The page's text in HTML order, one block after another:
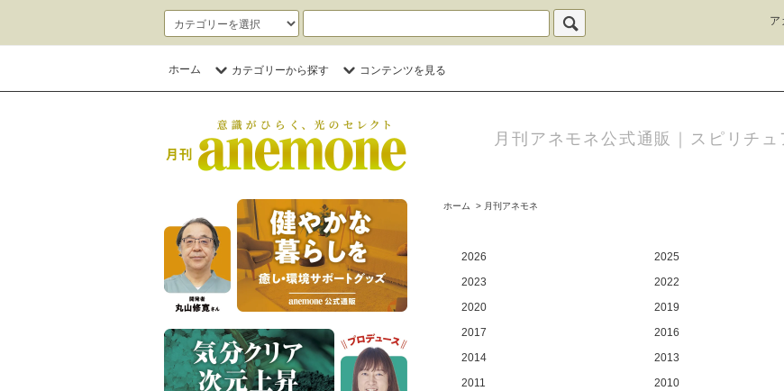
ア
ホーム カテゴリーから探す コンテンツを見る
月刊アネモネ公式通販｜スピリチ
ホーム > 月刊アネモネ
2026 2025
2023
2022
2020
2019
2017
2016
2014
2013
2011
2010